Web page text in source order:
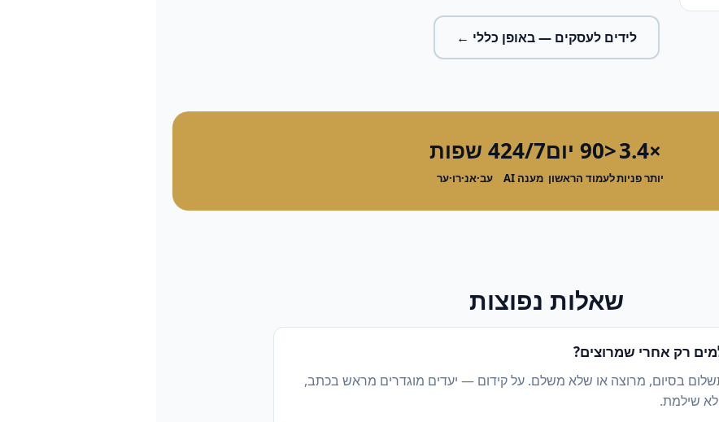
לידים לעסקים — באופן כללי ←
×3.4
יותר פניות
<90 יום
לעמוד הראשון
24/7
מענה AI
4 שפות
עב·אנ·רו·ער
שאלות נפוצות
רק אחרי שמרוצים?
בסיום, מרוצה או שלא משלם. על קידום — יעדים מוגדרים מראש בכתב,
שילמת.